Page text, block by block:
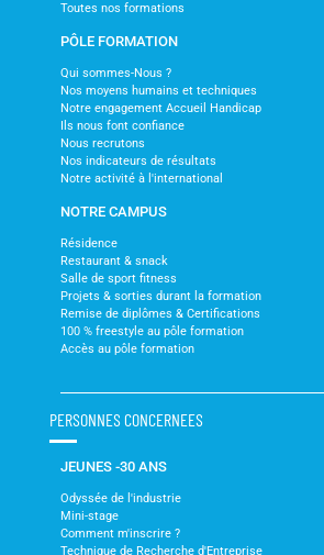
Toutes nos formations
PÔLE FORMATION
Qui sommes-Nous ?
Nos moyens humains et techniques
Notre engagement Accueil Handicap
Ils nous font confiance
Nous recrutons
Nos indicateurs de résultats
Notre activité à l'international
NOTRE CAMPUS
Résidence
Restaurant & snack
Salle de sport fitness
Projets & sorties durant la formation
Remise de diplômes & Certifications
100 % freestyle au pôle formation
Accès au pôle formation
PERSONNES CONCERNEES
JEUNES -30 ANS
Odyssée de l'industrie
Mini-stage
Comment m'inscrire ?
Technique de Recherche d'Entreprise